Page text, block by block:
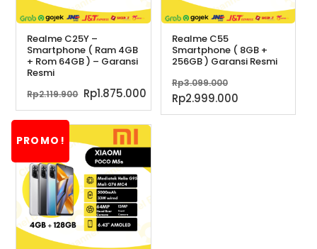
Realme C25Y –
Smartphone ( Ram 4GB
+ Rom 64GB ) – Garansi
Resmi
Rp2.119.900 Harga
aslinya
adalah:
Rp2.119.900.
Rp1.875.000 Harga
saat
ini
Realme C55
Smartphone ( 8GB +
256GB ) Garansi Resmi
Rp3.099.000
aslinya
adalah:
Rp2.999.000Harga
saat
PROMO!